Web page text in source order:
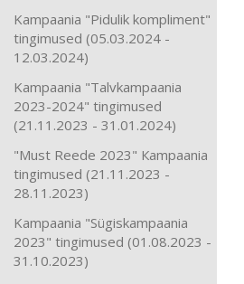
Kampaania "Pidulik kompliment"
tingimused (05.03.2024 -
12.03.2024)
Kampaania "Talvkampaania
2023-2024" tingimused
(21.11.2023 - 31.01.2024)
"Must Reede 2023" Кampaania
tingimused (21.11.2023 -
28.11.2023)
Kampaania "Sügiskampaania
2023" tingimused (01.08.2023 -
31.10.2023)